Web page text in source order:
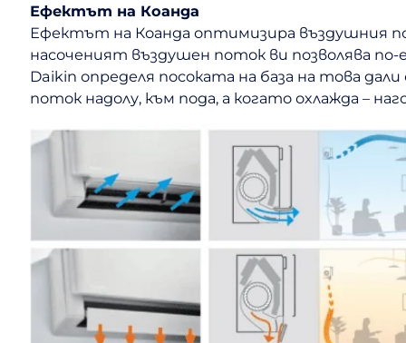
Ефектът на Коанда
Ефектът на Коанда оптимизира въздушния
насоченият въздушен поток ви позволява
Daikin определя посоката на база на това
поток надолу, към пода, а когато охлажда –